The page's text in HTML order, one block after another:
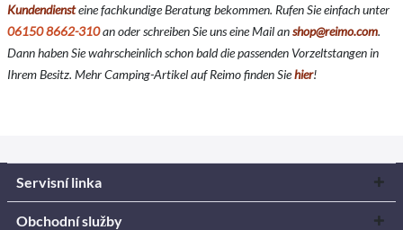
Kundendiensteine fachkundige Beratung bekommen. Rufen Sie einfach unter
06150 8662-310an oder schreiben Sie uns eine Mail anshop@reimo.com.
Dann haben Sie wahrscheinlich schon bald die passenden Vorzeltstangen in
Ihrem Besitz. Mehr Camping-Artikel auf Reimo finden Siehier!
Servisní linka
Obchodní služby